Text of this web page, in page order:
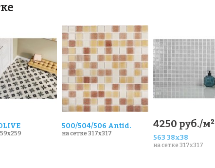
500/504/506 Antid.
на сетке 317x317
4250 руб./м²
563 38x38
на сетке 317x317